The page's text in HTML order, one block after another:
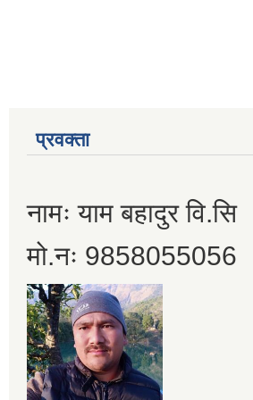
प्रवक्ता
नामः याम बहादुर वि.सि
मो.नः 9858055056